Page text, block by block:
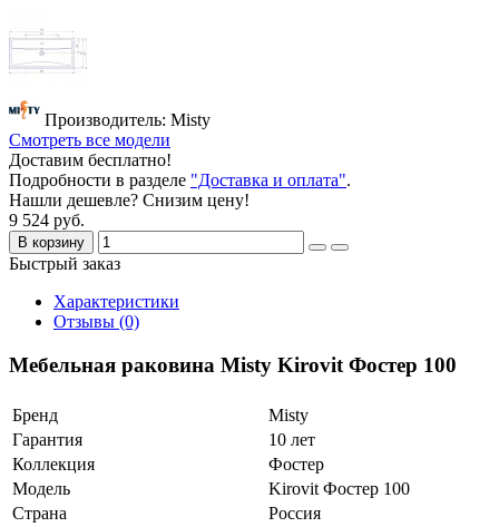
Производитель: Misty
Смотреть все модели
Доставим бесплатно!
Подробности в разделе "Доставка и оплата".
Нашли дешевле? Снизим цену!
9 524 руб.
В корзину
Быстрый заказ
Характеристики
Отзывы (0)
Мебельная раковина Misty Kirovit Фостер 100
Бренд
Misty
Гарантия
10 лет
Коллекция
Фостер
Модель
Kirovit Фостер 100
Страна
Россия